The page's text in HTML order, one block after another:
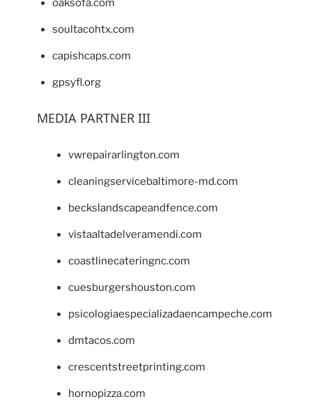
oaksofa.com
soultacohtx.com
capishcaps.com
gpsyfl.org
MEDIA PARTNER III
vwrepairarlington.com
cleaningservicebaltimore-md.com
beckslandscapeandfence.com
vistaaltadelveramendi.com
coastlinecateringnc.com
cuesburgershouston.com
psicologiaespecializadaencampeche.com
dmtacos.com
crescentstreetprinting.com
hornopizza.com